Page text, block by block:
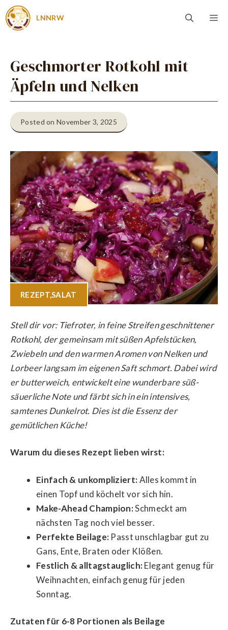
Zum
Inhalt
LNNRW
Geschmorter Rotkohl mit
Äpfeln und Nelken
Posted on November 3, 2025
REZEPT,SALAT
Stell dir vor: Tiefroter, in feine Streifen geschnittener
Rotkohl, der gemeinsam mit süßen Apfelstücken,
Zwiebeln und den warmen Aromen von Nelken und
Lorbeer langsam im eigenen Saft schmort. Dabei wird
er butterweich, entwickelt eine wunderbare süß-
säuerliche Note und färbt sich in ein intensives,
samtenes Dunkelrot. Dies ist die Essenz der
gemütlichen Küche!
Warum du dieses Rezept lieben wirst:
Einfach & unkompliziert:Alles kommt in
einen Topf und köchelt vor sich hin.
Make-Ahead Champion:Schmeckt am
nächsten Tag noch viel besser.
Perfekte Beilage: Passt unschlagbar gut zu
Gans, Ente, Braten oder Klößen.
Festlich & alltagstauglich:Elegant genug für
Weihnachten, einfach genug für jeden
Sonntag.
Zutaten für 6-8 Portionen als Beilage